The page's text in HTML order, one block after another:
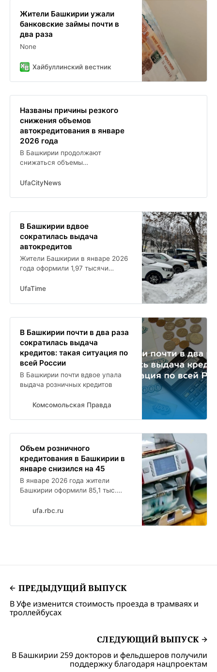
Жители Башкирии ужали
банковские займы почти в
два раза
None
Хайбуллинский вестник
Названы причины резкого
снижения объемов
автокредитования в январе
2026 года
В Башкирии продолжают
снижаться объемы
UfaCityNews
В Башкирии вдвое
сократилась выдача
автокредитов
Жители Башкирии в январе 2026
года оформили 1,97 тысячи
это на 45,6 меньше, чем месяцем
Национального бюро кредитных
выдачи займов на новые
автомобили и машины с пробегом
республика
UfaTime
В Башкирии почти в два раза
сократилась выдача
кредитов: такая ситуация по
всей России
В Башкирии почти вдвое упала
выдача розничных кредитов
Комсомольская Правда
Объем розничного
кредитования в Башкирии в
январе снизился на 45
В январе 2026 года жители
Башкирии оформили 85,1 тыс.
розничного кредитования на 25,7
ufa.rbc.ru
ПРЕДЫДУЩИЙ ВЫПУСК
В Уфе изменится стоимость проезда в трамваях и
троллейбусах
СЛЕДУЮЩИЙ ВЫПУСК
В Башкирии 259 докторов и фельдшеров получили
поддержку благодаря нацпроектам